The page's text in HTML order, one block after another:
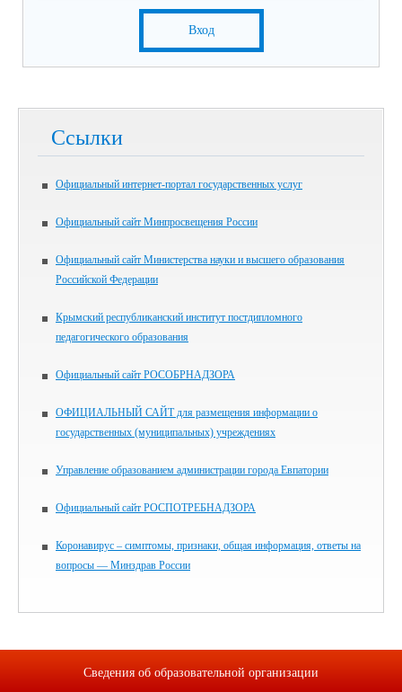
Вход
Ссылки
Официальный интернет-портал государственных услуг
Официальный сайт Минпросвещения России
Официальный сайт Министерства науки и высшего образования
Российской Федерации
Крымский республиканский институт постдипломного
педагогического образования
Официальный сайт РОСОБРНАДЗОРА
ОФИЦИАЛЬНЫЙ САЙТ для размещения информации о
государственных (муниципальных) учреждениях
Управление образованием администрации города Евпатории
Официальный сайт РОСПОТРЕБНАДЗОРА
Коронавирус – симптомы, признаки, общая информация, ответы на
вопросы — Минздрав России
Сведения об образовательной организации